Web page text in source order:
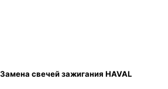
Замена свечей зажигания HAVAL